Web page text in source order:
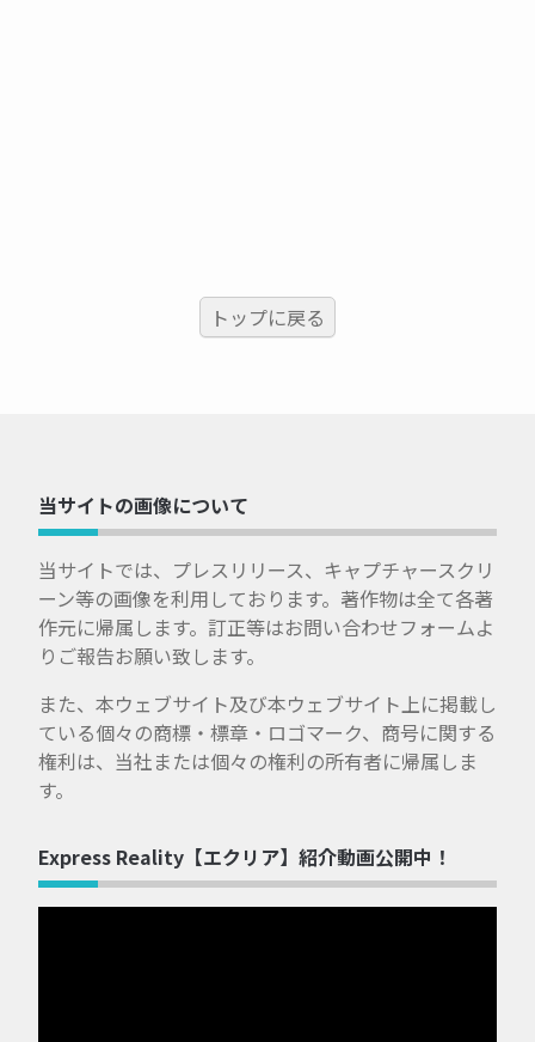
トップに戻る
当サイトの画像について
当サイトでは、プレスリリース、キャプチャースクリ
ーン等の画像を利用しております。著作物は全て各著
作元に帰属します。訂正等はお問い合わせフォームよ
りご報告お願い致します。
また、本ウェブサイト及び本ウェブサイト上に掲載し
ている個々の商標・標章・ロゴマーク、商号に関する
権利は、当社または個々の権利の所有者に帰属しま
す。
Express Reality【エクリア】紹介動画公開中！